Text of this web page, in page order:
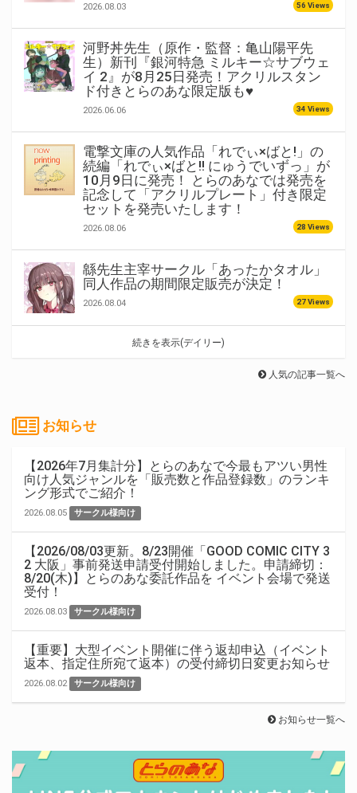
2026.08.03 56 Views
河野丼先生（原作・監督：亀山陽平先
生）新刊『銀河特急 ミルキー☆サブウェ
イ 2』が8月25日発売！アクリルスタン
ド付きとらのあな限定版も♥
2026.06.06 34 Views
電撃文庫の人気作品「れでぃ×ばと!」の
続編「れでぃ×ばと!! にゅうでいずっ」が
10月9日に発売！ とらのあなでは発売を
記念して「アクリルプレート」付き限定
セットを発売いたします！
2026.08.06 28 Views
緜先生主宰サークル「あったかタオル」
同人作品の期間限定販売が決定！
2026.08.04 27 Views
続きを表示(デイリー)
人気の記事一覧へ
お知らせ
【2026年7月集計分】とらのあなで今最もアツい男性
向け人気ジャンルを「販売数と作品登録数」のランキ
ング形式でご紹介！
2026.08.05 サークル様向け
【2026/08/03更新。8/23開催「GOOD COMIC CITY 3
2 大阪」事前発送申請受付開始しました。申請締切：
8/20(木)】とらのあな委託作品を イベント会場で発送
受付！
2026.08.03 サークル様向け
【重要】大型イベント開催に伴う返却申込（イベント
返本、指定住所宛て返本）の受付締切日変更お知らせ
2026.08.02 サークル様向け
お知らせ一覧へ